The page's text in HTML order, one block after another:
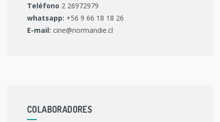
Teléfono 2 26972979
whatsapp: +56 9 66 18 18 26
E-mail: cine@normandie.cl
COLABORADORES